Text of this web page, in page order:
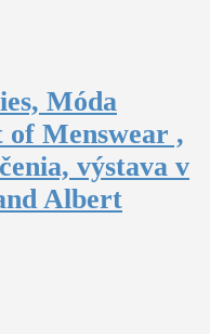
Móda
Menswear ,
výstava v
Albert